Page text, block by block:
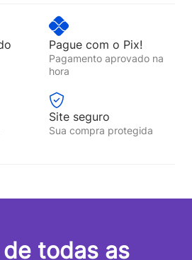
Pague com o Pix!
Pagamento aprovado na
hora
Site seguro
Sua compra protegida
todas as